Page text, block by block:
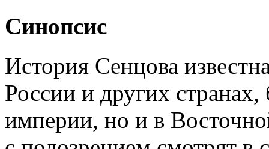
Синопсис
История Сенцова
России и других
империи, но и в